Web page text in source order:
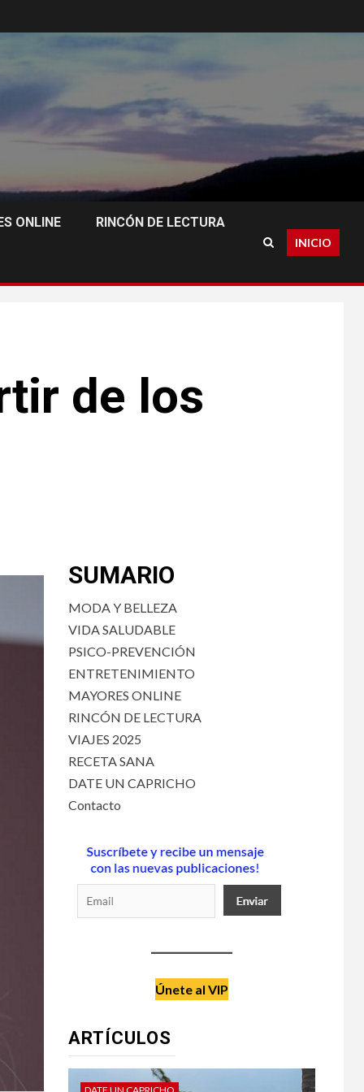
ONLINE RINCÓN DE LECTURA
INICIO
de los
SUMARIO
MODA Y BELLEZA
VIDA SALUDABLE
PSICO-PREVENCIÓN
ENTRETENIMIENTO
MAYORES ONLINE
RINCÓN DE LECTURA
VIAJES 2025
RECETA SANA
DATE UN CAPRICHO
Contacto
Únete al VIP
ARTÍCULOS